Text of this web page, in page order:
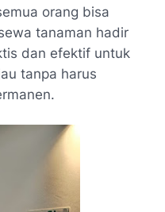
orang bisa
tanaman hadir
dan efektif untuk
tanpa harus